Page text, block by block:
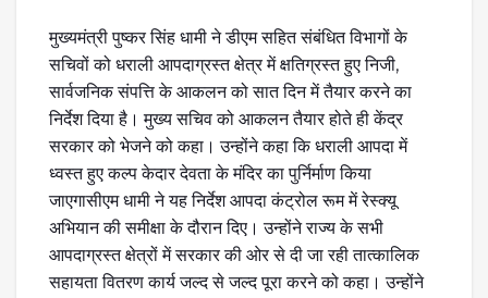
मुख्यमंत्री पुष्कर सिंह धामी ने डीएम सहित संबंधित विभागों के
सचिवों को धराली आपदाग्रस्त क्षेत्र में क्षतिग्रस्त हुए निजी,
सार्वजनिक संपत्ति के आकलन को सात दिन में तैयार करने का
निर्देश दिया है। मुख्य सचिव को आकलन तैयार होते ही केंद्र
सरकार को भेजने को कहा। उन्होंने कहा कि धराली आपदा में
ध्वस्त हुए कल्प केदार देवता के मंदिर का पुर्निर्माण किया
जाएगासीएम धामी ने यह निर्देश आपदा कंट्रोल रूम में रेस्क्यू
अभियान की समीक्षा के दौरान दिए। उन्होंने राज्य के सभी
आपदाग्रस्त क्षेत्रों में सरकार की ओर से दी जा रही तात्कालिक
सहायता वितरण कार्य जल्द से जल्द पूरा करने को कहा। उन्होंने